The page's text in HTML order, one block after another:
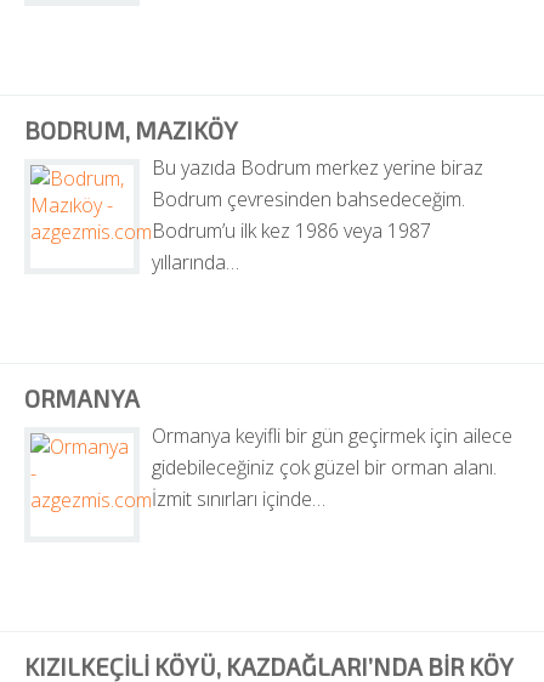
BODRUM, MAZIKÖY
Bu yazıda Bodrum merkez yerine biraz
Bodrum çevresinden bahsedeceğim.
Bodrum’u ilk kez 1986 veya 1987
yıllarında…
ORMANYA
Ormanya keyifli bir gün geçirmek için ailece
gidebileceğiniz çok güzel bir orman alanı.
İzmit sınırları içinde…
KIZILKEÇILI KÖYÜ, KAZDAĞLARI’NDA BIR KÖY